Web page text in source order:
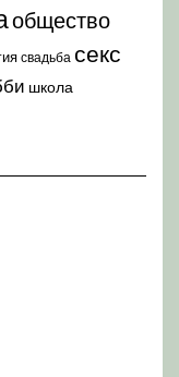
общество
свадьба секс
школа